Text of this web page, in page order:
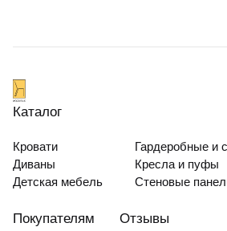
Каталог
Кровати
Диваны
Детская мебель
Гардеробные и
Кресла и пуфы
Стеновые
Покупателям Отзывы